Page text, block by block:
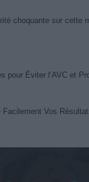
choquante sur cette
pour Éviter l’AVC et
Facilement Vos